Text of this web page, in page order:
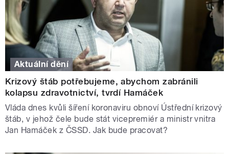
Aktuální dění
Krizový štáb potřebujeme, abychom zabránili
kolapsu zdravotnictví, tvrdí Hamáček
Vláda dnes kvůli šíření koronaviru obnoví Ústřední krizový
štáb, v jehož čele bude stát vicepremiér a ministr vnitra
Jan Hamáček z ČSSD. Jak bude pracovat?